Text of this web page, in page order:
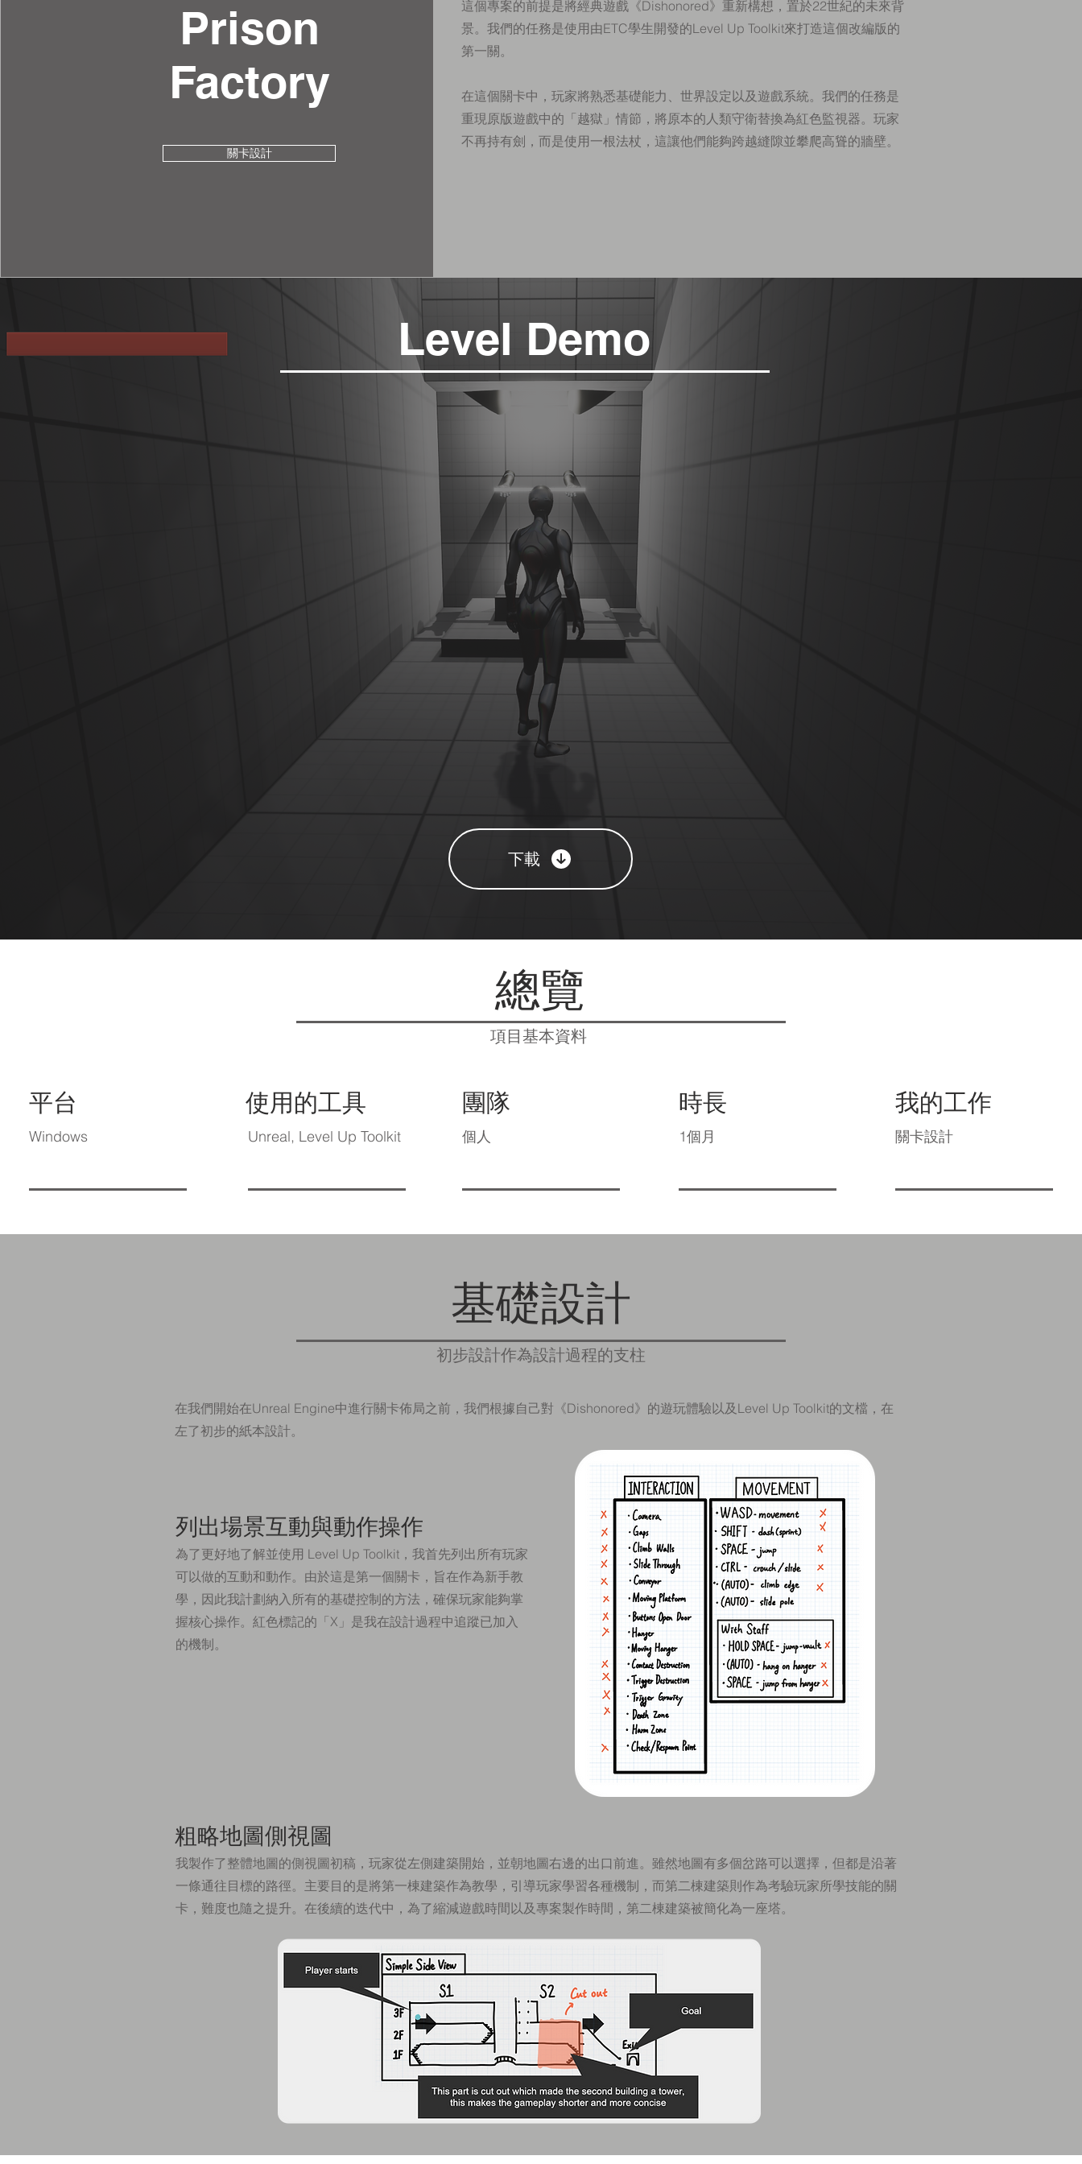
Prison
Factory
關卡設計
這個專案的前提是將經典遊戲《Dishonored》重新構想，置於22世紀的未來背
景。我們的任務是使用由ETC學生開發的Level Up Toolkit來打造這個改編版的
第一關。
在這個關卡中，玩家將熟悉基礎能力、世界設定以及遊戲系統。我們的任務是
重現原版遊戲中的「越獄」情節，將原本的人類守衛替換為紅色監視器。玩家
不再持有劍，而是使用一根法杖，這讓他們能夠跨越縫隙並攀爬高聳的牆壁。
Level Demo
下載
總覽
項目基本資料
平台
Windows
使用的工具
Unreal, Level Up Toolkit
團隊
個人
時長
1個月
我的工作
關卡設計
基礎設計
初步設計作為設計過程的支柱
在我們開始在Unreal Engine中進行關卡佈局之前，我們根據自己對 《Dishonored》 的遊玩體驗以及Level Up Toolkit的文檔，在
左了初步的紙本設計。
列出場景互動與動作操作
為了更好地了解並使用 Level Up Toolkit，我首先列出所有玩家
可以做的互動和動作。由於這是第一個關卡，旨在作為新手教
學，因此我計劃納入所有的基礎控制的方法，確保玩家能夠掌
握核心操作。紅色標記的「X」是我在設計過程中追蹤已加入
的機制。
粗略地圖側視圖
我製作了整體地圖的側視圖初稿，玩家從左側建築開始，並朝地圖右邊的出口前進。雖然地圖有多個岔路可以選擇，但都是沿著
一條通往目標的路徑。主要目的是將第一棟建築作為教學，引導玩家學習各種機制，而第二棟建築則作為考驗玩家所學技能的關
卡，難度也隨之提升。在後續的迭代中，為了縮減遊戲時間以及專案製作時間，第二棟建築被簡化為一座塔。